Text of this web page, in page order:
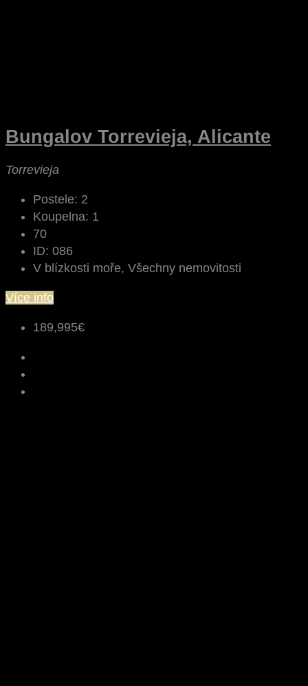
Bungalov Torrevieja, Alicante
Torrevieja
Postele: 2
Koupelna: 1
70
ID: 086
V blízkosti moře, Všechny nemovitosti
Více info
189,995€